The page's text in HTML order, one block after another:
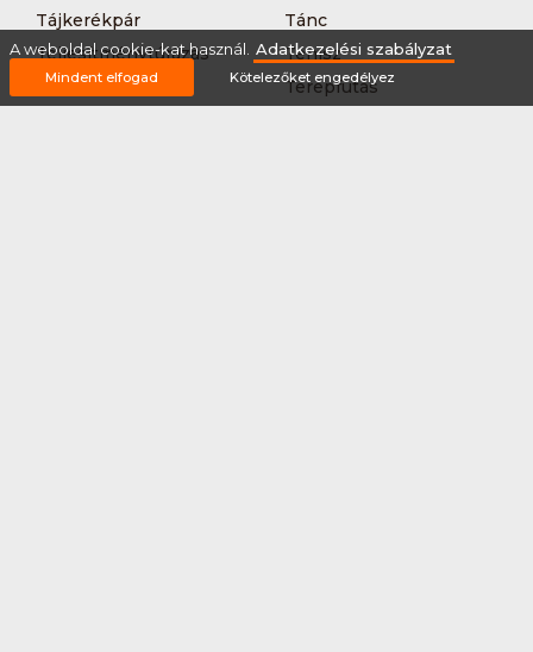
Tájkerékpár
Tánc
Teljesítménytúrázás
Tenisz
Teqball
Terepfutás
A weboldal cookie-kat használ. Adatkezelési szabályzat
Mindent elfogad Kötelezőket engedélyez